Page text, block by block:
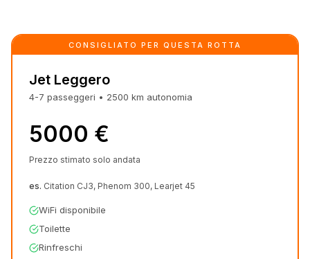
CONSIGLIATO PER QUESTA ROTTA
Jet Leggero
4-7 passeggeri • 2500 km autonomia
5000 €
Prezzo stimato solo andata
es. Citation CJ3, Phenom 300, Learjet 45
WiFi disponibile
Toilette
Rinfreschi